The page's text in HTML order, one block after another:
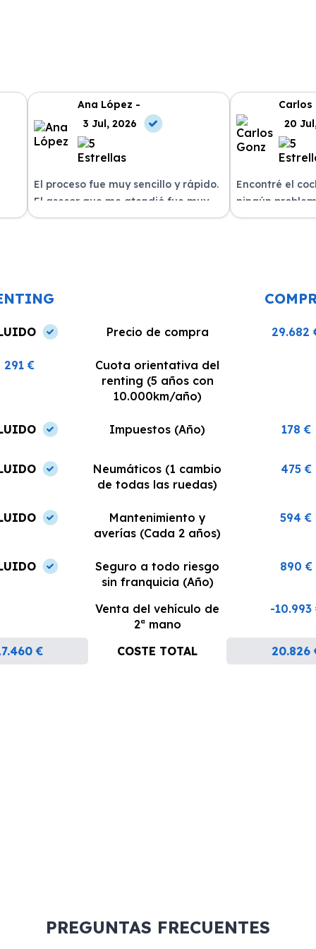
Ana López -
3 Jul, 2026
El proceso fue muy sencillo y rápido.
El asesor que me atendió fue muy
amable y me explicó todo con
Carlos
20
Encontré el
ningún
del equipo. La
Precio de compra 29.682
291 €
Cuota orientativa del
renting (5 años con
10.000km/año)
Impuestos (Año) 178 €
Neumáticos (1 cambio
de todas las ruedas)
475 €
Mantenimiento y
averías (Cada 2 años)
594 €
Seguro a todo riesgo
sin franquicia (Año)
890 €
Venta del vehículo de
2ª mano
-10.993
€ COSTE TOTAL 20.826
PREGUNTAS FRECUENTES